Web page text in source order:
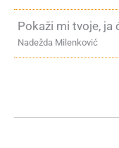
Pokaži mi tvoje, ja
Nadežda Milenković